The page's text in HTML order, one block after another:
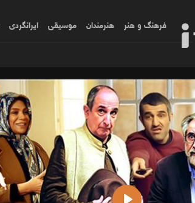
فرهنگ و هنر هنرمندان موسیقی ایرانگردی